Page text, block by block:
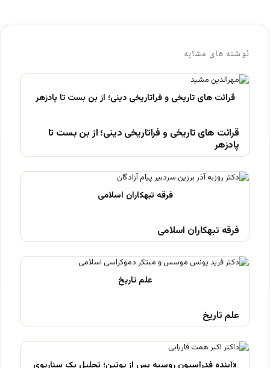
نوشته های مشابه
قرائت های تاریخی و فراتاریخی دینی؛ از بن بست تا
پادزهر
فرقه تبهکاران اسلامی
علم تاریخ